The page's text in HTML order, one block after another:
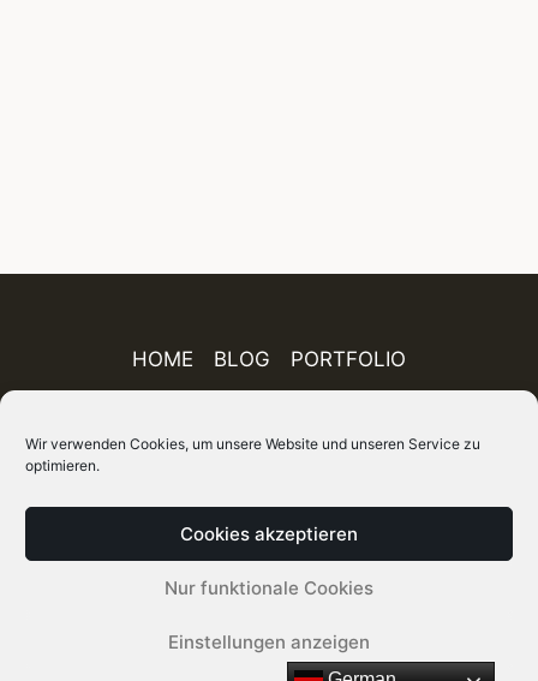
Wir verwenden Cookies, um unsere Website und unseren Service zu
optimieren.
Cookies akzeptieren
Nur funktionale Cookies
Einstellungen anzeigen
HOME BLOG PORTFOLIO
ÜBER MICH
FINEART-SHOP
SITEMAP
© 2026 Holger Rüdel DGPh – Fotograf, Autor und